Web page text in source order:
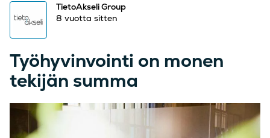
TietoAkseli Group
8 vuotta sitten
Työhyvinvointi on monen
tekijän summa